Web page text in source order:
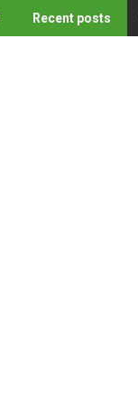
Recent posts